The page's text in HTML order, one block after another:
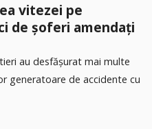
vitezei pe
de șoferi amendați
au desfășurat mai multe
generatoare de accidente cu